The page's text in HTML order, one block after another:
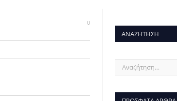
0
ΑΝΑΖΉΤΗΣΗ